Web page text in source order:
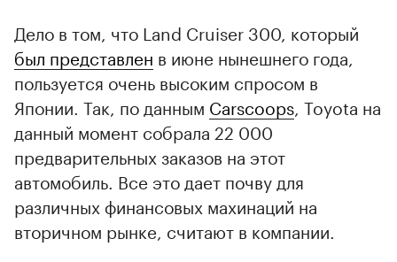
Дело в том, что Land Cruiser 300, который
был представлен в июне нынешнего года,
пользуется очень высоким спросом в
Японии. Так, по данным Carscoops , Toyota на
данный момент собрала 22 000
предварительных заказов на этот
автомобиль. Все это дает почву для
различных финансовых махинаций на
вторичном рынке, считают в компании.